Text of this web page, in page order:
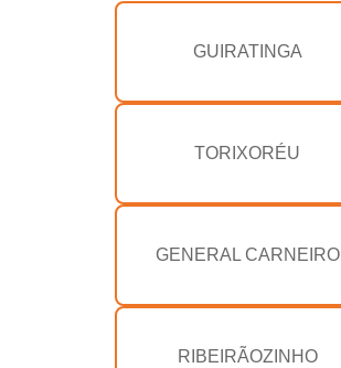
GUIRATINGA
TORIXORÉU
GENERAL CARNEIRO
RIBEIRÃOZINHO